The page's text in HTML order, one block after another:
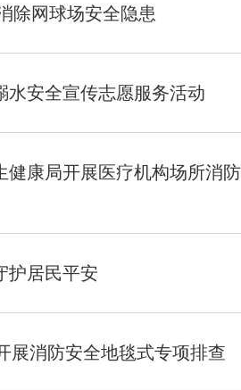
除网球场安全隐患
水安全宣传志愿服务活动
康局开展医疗机构场所消
护居民平安
展消防安全地毯式专项排查